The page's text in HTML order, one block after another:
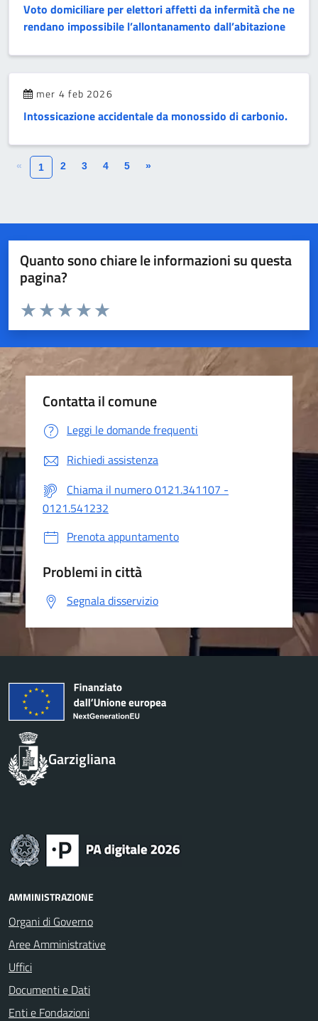
Voto domiciliare per elettori affetti da infermità che ne
rendano impossibile l’allontanamento dall’abitazione
mer 4 feb 2026
Intossicazione accidentale da monossido di carbonio.
« 1 2 3 4 5 »
Quanto sono chiare le informazioni su questa
pagina?
Valuta da 1 a 5 stelle la pagina
Valuta 5 stelle su 5
Valuta 4 stelle su 5
Valuta 3 stelle su 5
Valuta 2 stelle su 5
Valuta 1 stelle su 5
Contatta il comune
Leggi le domande frequenti
Richiedi assistenza
Chiama il numero 0121.341107 -
0121.541232
Prenota appuntamento
Problemi in città
Segnala disservizio
Garzigliana
AMMINISTRAZIONE
Organi di Governo
Aree Amministrative
Uffici
Documenti e Dati
Enti e Fondazioni